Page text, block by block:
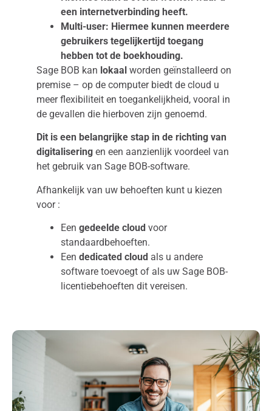
een internetverbinding heeft.
Multi-user: Hiermee kunnen meerdere
gebruikers tegelijkertijd toegang
hebben tot de boekhouding.
Sage BOB kan lokaal worden geïnstalleerd on
premise – op de computer biedt de cloud u
meer flexibiliteit en toegankelijkheid, vooral in
de gevallen die hierboven zijn genoemd.
Dit is een belangrijke stap in de richting van
digitalisering en een aanzienlijk voordeel van
het gebruik van Sage BOB-software.
Afhankelijk van uw behoeften kunt u kiezen
voor :
Een gedeelde cloud voor
standaardbehoeften.
Een dedicated cloud als u andere
software toevoegt of als uw Sage BOB-
licentiebehoeften dit vereisen.